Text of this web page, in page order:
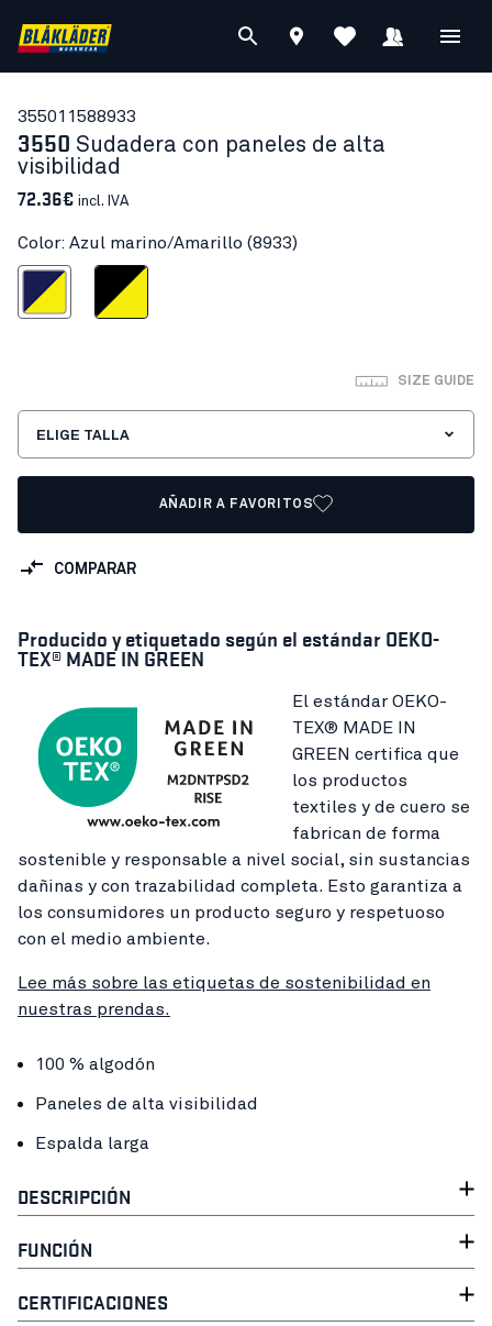
355011588933
3550 Sudadera con paneles de alta
visibilidad
72.36€ incl. IVA
Color: Azul marino/Amarillo (8933)
marino/AmarilloNegro/Amarillo
SIZE GUIDE
ELIGE TALLA
AÑADIR A FAVORITOS
COMPARAR
Producido y etiquetado según el estándar OEKO-
TEX® MADE IN GREEN
El estándar OEKO-
TEX® MADE IN
GREEN certifica que
los productos
textiles y de cuero se
fabrican de forma
sostenible y responsable a nivel social, sin sustancias
dañinas y con trazabilidad completa. Esto garantiza a
los consumidores un producto seguro y respetuoso
con el medio ambiente.
Lee más sobre las etiquetas de sostenibilidad en
nuestras prendas.
100 % algodón
Paneles de alta visibilidad
Espalda larga
DESCRIPCIÓN
FUNCIÓN
CERTIFICACIONES